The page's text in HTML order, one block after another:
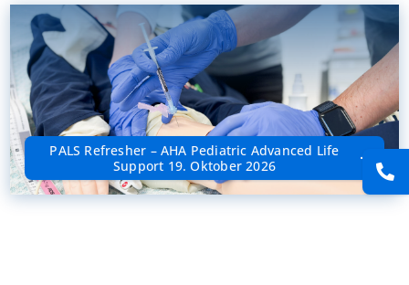
Presse
Kontakt
Karriere
Suche
PALS Refresher – AHA Pediatric Advanced Life
Support 19. Oktober 2026